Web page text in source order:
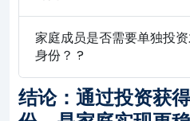
家庭成员是否需要单独投
身份？ ?
结论：通过投资获